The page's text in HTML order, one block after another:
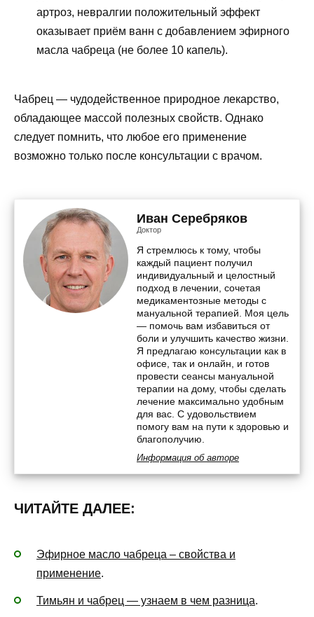
артроз, невралгии положительный эффект
оказывает приём ванн с добавлением эфирного
масла чабреца (не более 10 капель).
Чабрец — чудодейственное природное лекарство,
обладающее массой полезных свойств. Однако
следует помнить, что любое его применение
возможно только после консультации с врачом.
Иван Серебряков
Доктор
Я стремлюсь к тому, чтобы
каждый пациент получил
индивидуальный и целостный
подход в лечении, сочетая
медикаментозные методы с
мануальной терапией. Моя цель
— помочь вам избавиться от
боли и улучшить качество жизни.
Я предлагаю консультации как в
офисе, так и онлайн, и готов
провести сеансы мануальной
терапии на дому, чтобы сделать
лечение максимально удобным
для вас. С удовольствием
помогу вам на пути к здоровью и
благополучию.
Информация об авторе
ЧИТАЙТЕ ДАЛЕЕ:
Эфирное масло чабреца – свойства и
применение.
Тимьян и чабрец — узнаем в чем разница.